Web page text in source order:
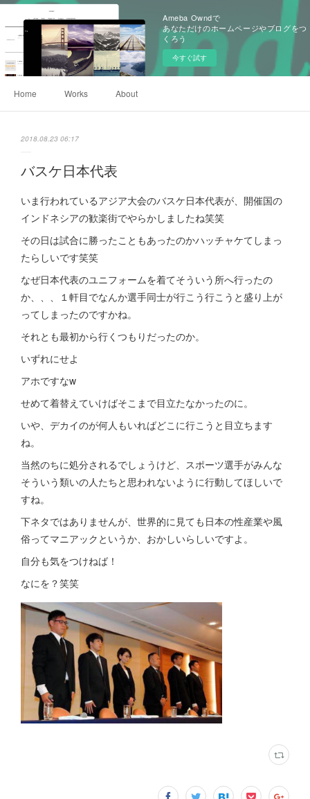
Ameba Owndで
あなただけのホームページやブログをつ
くろう
今すぐ試す
Home Works About
2018.08.23 06:17
バスケ日本代表
いま行われているアジア大会のバスケ日本代表が、開催国の
インドネシアの歓楽街でやらかしましたね笑笑
その日は試合に勝ったこともあったのかハッチャケてしまっ
たらしいです笑笑
なぜ日本代表のユニフォームを着てそういう所へ行ったの
か、、、１軒目でなんか選手同士が行こう行こうと盛り上が
ってしまったのですかね。
それとも最初から行くつもりだったのか。
いずれにせよ
アホですなw
せめて着替えていけばそこまで目立たなかったのに。
いや、デカイのが何人もいればどこに行こうと目立ちます
ね。
当然のちに処分されるでしょうけど、スポーツ選手がみんな
そういう類いの人たちと思われないように行動してほしいで
すね。
下ネタではありませんが、世界的に見ても日本の性産業や風
俗ってマニアックというか、おかしいらしいですよ。
自分も気をつけねば！
なにを？笑笑